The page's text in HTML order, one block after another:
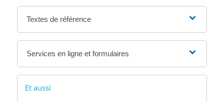
Textes de référence
Services en ligne et formulaires
Et aussi